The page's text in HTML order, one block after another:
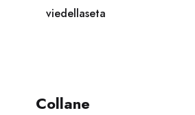
viedellaseta
Collane